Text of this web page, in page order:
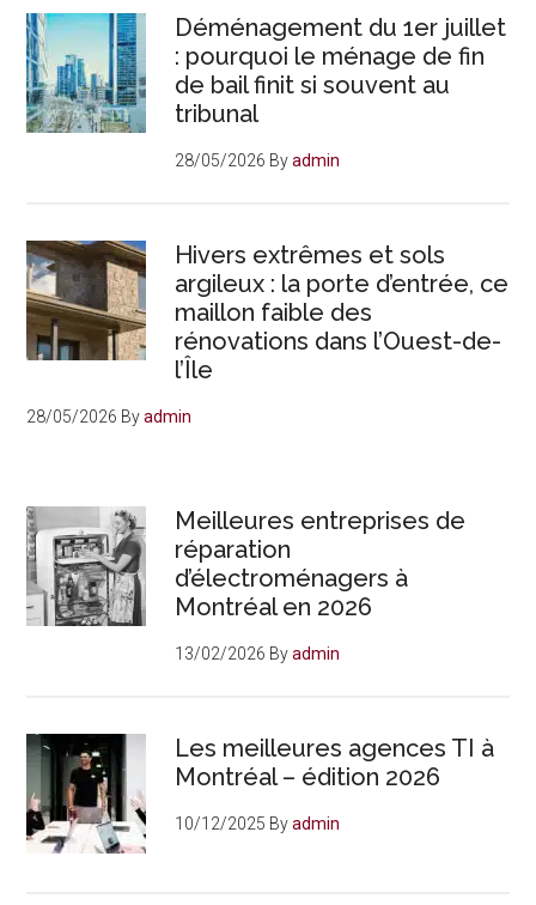
Déménagement du 1er juillet
: pourquoi le ménage de fin
de bail finit si souvent au
tribunal
28/05/2026 Byadmin
Hivers extrêmes et sols
argileux : la porte d’entrée, ce
maillon faible des
rénovations dans l’Ouest-de-
l’Île
28/05/2026 Byadmin
Meilleures entreprises de
réparation
d’électroménagers à
Montréal en 2026
13/02/2026 Byadmin
Les meilleures agences TI à
Montréal – édition 2026
10/12/2025 Byadmin